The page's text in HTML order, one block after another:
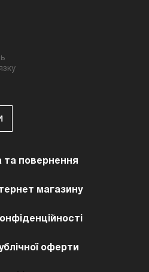
та повернення
магазину
оферти